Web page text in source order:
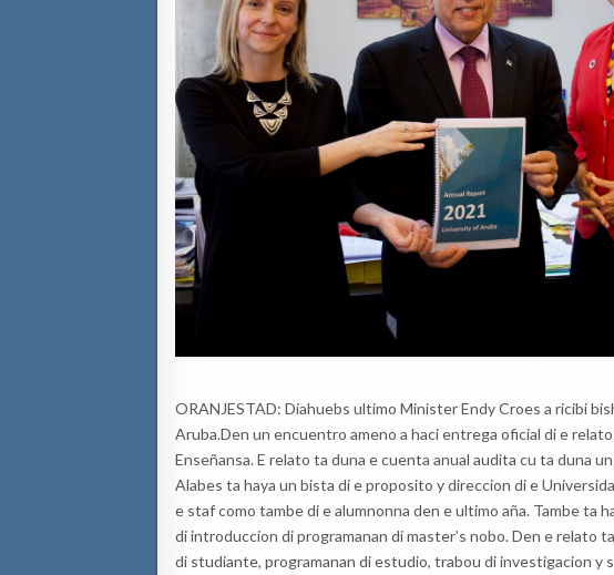
ORANJESTAD: Diahuebs ultimo Minister Endy Croes a ricibi
Aruba.Den un encuentro ameno a hacientrega oficial die
Enseñansa. E relato ta duna e cuenta anual audita cu ta duna un
Alabes ta haya un bista di e proposito y direccion die
e staf como tambe di ealumnonna den e ultimo aña. Tambe ta
diintroduccion di programanan di master’s nobo. Den e relato
di studiante, programanan di estudio, trabou di investigacion y